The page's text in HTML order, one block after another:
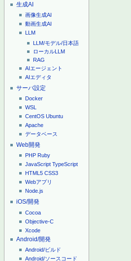
生成AI
画像生成AI
動画生成AI
LLM
LLM/モデル/日本語
ローカルLLM
RAG
AIエージェント
AIエディタ
サーバ設定
Docker
WSL
CentOS Ubuntu
Apache
データベース
Web開発
PHP Ruby
JavaScript TypeScript
HTML5 CSS3
Webアプリ
Node.js
iOS/開発
Cocoa
Objective-C
Xcode
Android/開発
Android/ビルド
Android/ソースコード